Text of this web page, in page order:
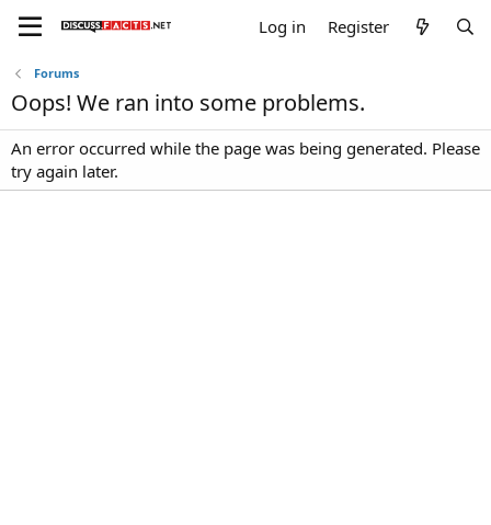
Log in Register
Forums
Oops! We ran into some problems.
An error occurred while the page was being generated. Please
try again later.